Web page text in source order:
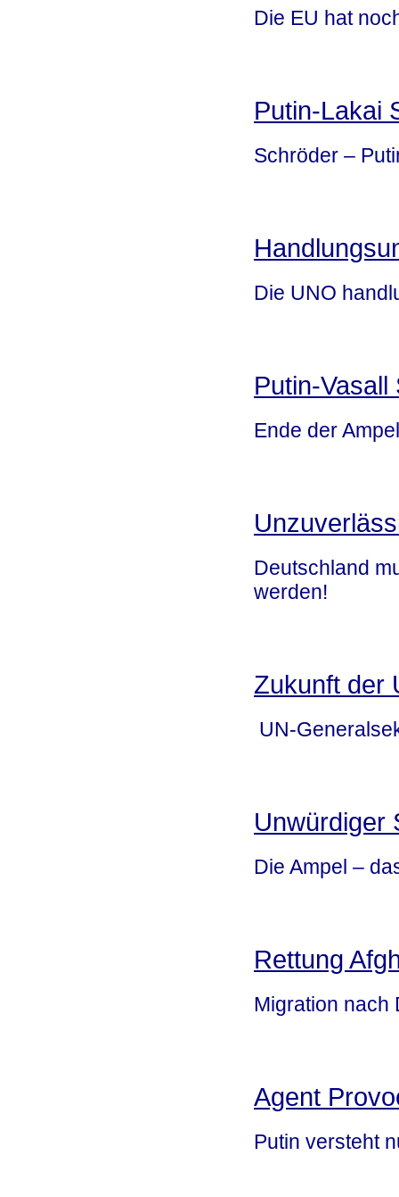
Die EU hat
Putin-Lakai
Schröder –
Die UNO
Putin-Vasall
Ende der
Deutschland
werden!
Zukunft der
UN-
Unwürdiger
Die Ampel –
Rettung
Migration nach
Agent
Putin versteht